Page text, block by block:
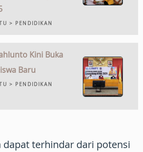
> PENDIDIKAN
Kini Buka
Baru
> PENDIDIKAN
dapat terhindar dari potensi